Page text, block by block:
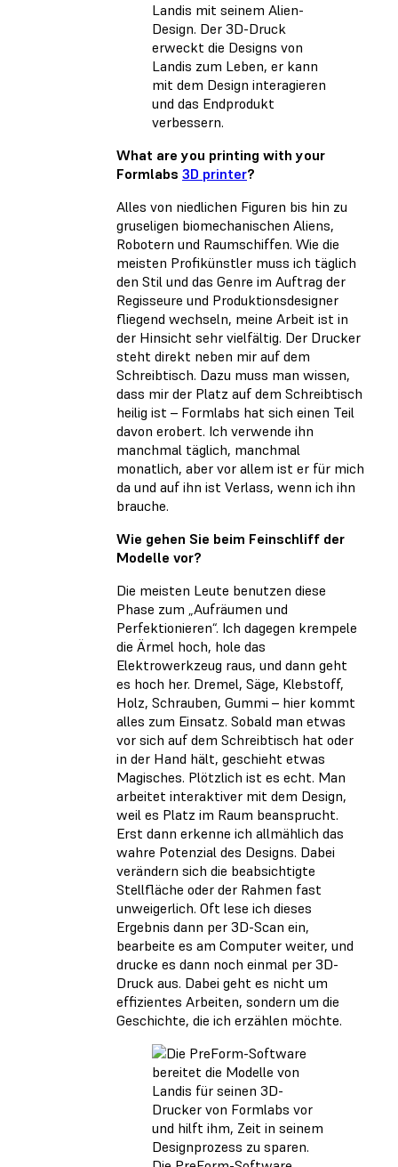
Landis mit seinem Alien-
Design. Der 3D-Druck
erweckt die Designs von
Landis zum Leben, er kann
mit dem Design interagieren
und das Endprodukt
verbessern.
What are you printing with your
Formlabs 3D printer?
Alles von niedlichen Figuren bis hin zu
gruseligen biomechanischen Aliens,
Robotern und Raumschiffen. Wie die
meisten Profikünstler muss ich täglich
den Stil und das Genre im Auftrag der
Regisseure und Produktionsdesigner
fliegend wechseln, meine Arbeit ist in
der Hinsicht sehr vielfältig. Der Drucker
steht direkt neben mir auf dem
Schreibtisch. Dazu muss man wissen,
dass mir der Platz auf dem Schreibtisch
heilig ist – Formlabs hat sich einen Teil
davon erobert. Ich verwende ihn
manchmal täglich, manchmal
monatlich, aber vor allem ist er für mich
da und auf ihn ist Verlass, wenn ich ihn
brauche.
Wie gehen Sie beim Feinschliff der
Modelle vor?
Die meisten Leute benutzen diese
Phase zum „Aufräumen und
Perfektionieren“. Ich dagegen krempele
die Ärmel hoch, hole das
Elektrowerkzeug raus, und dann geht
es hoch her. Dremel, Säge, Klebstoff,
Holz, Schrauben, Gummi – hier kommt
alles zum Einsatz. Sobald man etwas
vor sich auf dem Schreibtisch hat oder
in der Hand hält, geschieht etwas
Magisches. Plötzlich ist es echt. Man
arbeitet interaktiver mit dem Design,
weil es Platz im Raum beansprucht.
Erst dann erkenne ich allmählich das
wahre Potenzial des Designs. Dabei
verändern sich die beabsichtigte
Stellfläche oder der Rahmen fast
unweigerlich. Oft lese ich dieses
Ergebnis dann per 3D-Scan ein,
bearbeite es am Computer weiter, und
drucke es dann noch einmal per 3D-
Druck aus. Dabei geht es nicht um
effizientes Arbeiten, sondern um die
Geschichte, die ich erzählen möchte.